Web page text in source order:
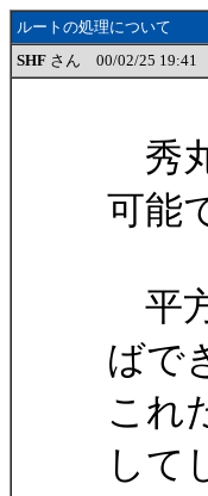
ルートの処理について
SHF さん 00/02/25 19:41
秀
可能
平
ばで
これ
して